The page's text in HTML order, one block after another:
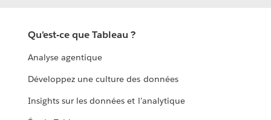
Qu'est-ce que Tableau ?
Analyse agentique
Développez une culture des données
Insights sur les données et l'analytique